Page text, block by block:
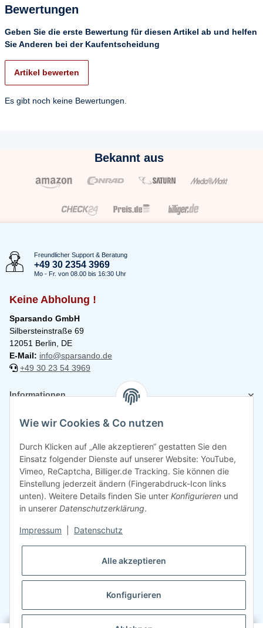
Bewertungen
Geben Sie die erste Bewertung für diesen Artikel ab und helfen
Sie Anderen bei der Kaufentscheidung
Artikel bewerten
Es gibt noch keine Bewertungen.
Bekannt aus
Freundlicher Support & Beratung
+49 30 2354 3969
Mo - Fr. von 08.00 bis 16:30 Uhr
Keine Abholung !
Sparsando GmbH
Silbersteinstraße 69
12051 Berlin, DE
E-Mail: info@sparsando.de
+49 30 23 54 3969
Informationen
Rechtliches
©2026Sparsando GmbHWebdesign mit ❤️ von LIST & SELL GmbH
Wie wir Cookies & Co nutzen
Durch Klicken auf „Alle akzeptieren“ gestatten Sie den
Einsatz folgender Dienste auf unserer Website: YouTube,
Vimeo, ReCaptcha, Billiger.de Tracking. Sie können die
Einstellung jederzeit ändern (Fingerabdruck-Icon links
unten). Weitere Details finden Sie unter Konfigurieren und
in unserer Datenschutzerklärung.
Impressum Datenschutz
Alle akzeptieren
Konfigurieren